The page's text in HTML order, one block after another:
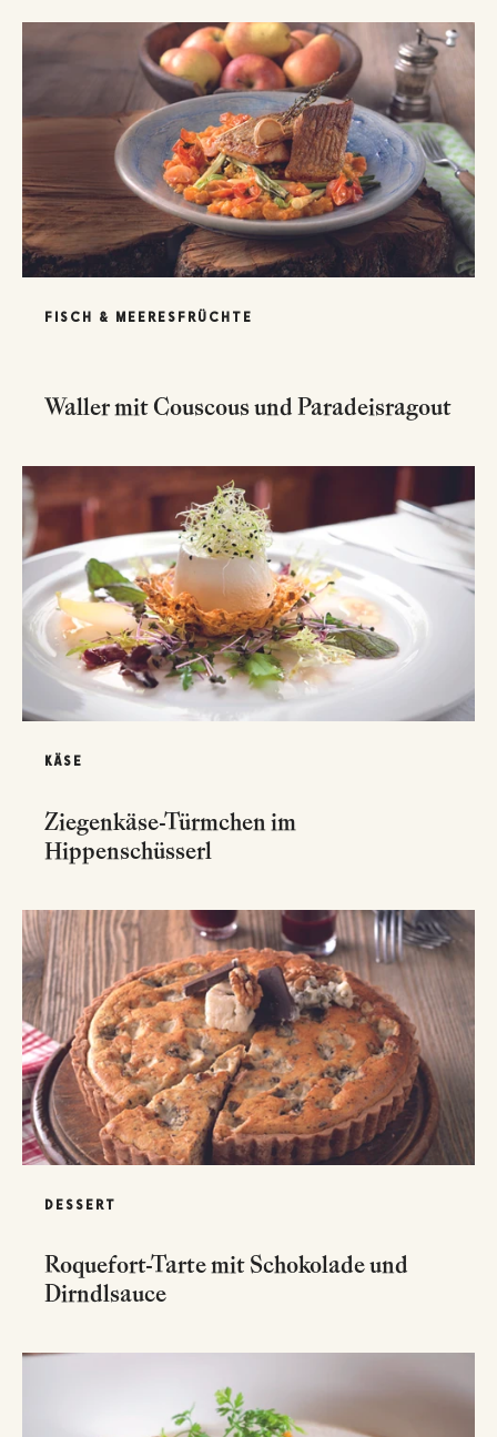
FISCH & MEERESFRÜCHTE
Waller mit Couscous und Paradeisragout
KÄSE
Ziegenkäse-Türmchen im
Hippenschüsserl
DESSERT
Roquefort-Tarte mit Schokolade und
Dirndlsauce